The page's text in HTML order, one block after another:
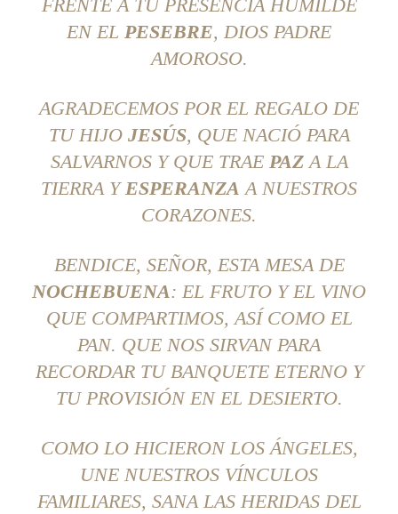
FRENTE A TU PRESENCIA HUMILDE
EN EL PESEBRE, DIOS PADRE
AMOROSO.
AGRADECEMOS POR EL REGALO DE
TU HIJO JESÚS, QUE NACIÓ PARA
SALVARNOS Y QUE TRAE PAZA LA
TIERRA Y ESPERANZA A NUESTROS
CORAZONES.
BENDICE, SEÑOR, ESTA MESA DE
NOCHEBUENA: EL FRUTO Y EL VINO
QUE COMPARTIMOS, ASÍ COMO EL
PAN. QUE NOS SIRVAN PARA
RECORDAR TU BANQUETE ETERNO Y
TU PROVISIÓN EN EL DESIERTO.
COMO LO HICIERON LOS ÁNGELES,
UNE NUESTROS VÍNCULOS
FAMILIARES, SANA LAS HERIDAS DEL